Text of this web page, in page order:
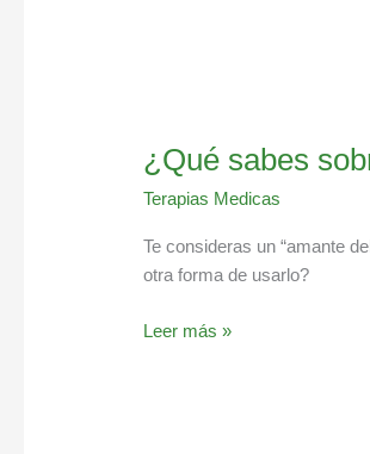
¿Qué sabes
Terapias Medicas
Te consideras un “amante
otra forma de usarlo?
Leer más »